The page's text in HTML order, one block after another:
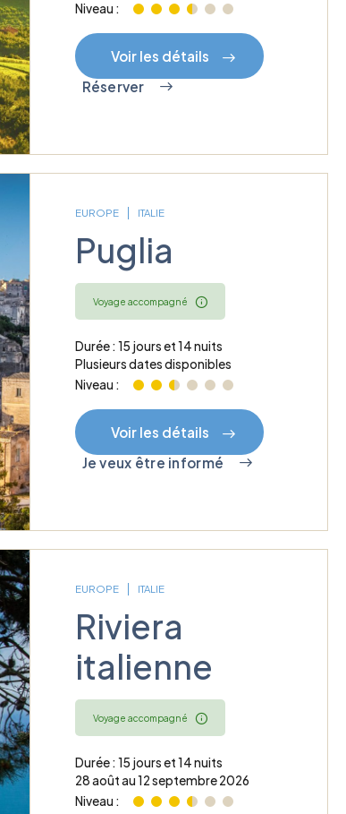
Niveau :
Voir les détails
Réserver
EUROPE ITALIE
Puglia
Voyage accompagné
Durée : 15 jours et 14 nuits
Plusieurs dates disponibles
Niveau :
Voir les détails
Je veux être informé
EUROPE ITALIE
Riviera
italienne
Voyage accompagné
Durée : 15 jours et 14 nuits
28 août au 12 septembre 2026
Niveau :